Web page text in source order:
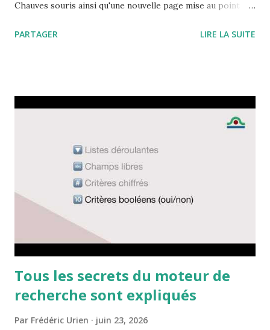
Chauves souris ainsi qu'une nouvelle page mise au point
conservation du milieu Dans la partie technique un nouveau
gros travail : lorsque vous êtes connecté à Grottocenter
vous êtes automatiquement connecté à cette plateforme
PARTAGER LIRE LA SUITE
Tous les secrets du moteur de
recherche sont expliqués
Par Frédéric Urien juin 23, 2026